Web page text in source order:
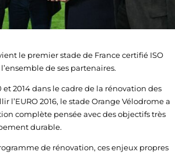
le premier stade de France certifié ISO
l’ensemble de ses partenaires.
et 2014 dans le cadre de la rénovation des
l’EURO 2016, le stade Orange Vélodrome a
complète pensée avec des objectifs très
durable.
de rénovation, ces enjeux propres